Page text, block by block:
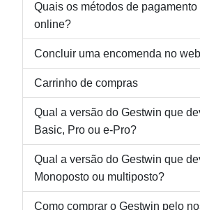
Quais os métodos de
online?
Concluir uma encomenda no
Carrinho de compras
Qual a versão do Gestwin que
Basic, Pro ou e-Pro?
Qual a versão do Gestwin que
Monoposto ou multiposto?
Como comprar o Gestwin pelo